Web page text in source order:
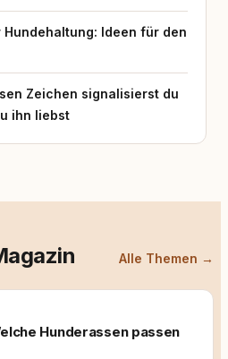
Ideen für den
Zeichen signalisierst du
ihn liebst
Alle Themen →
Hunderassen passen